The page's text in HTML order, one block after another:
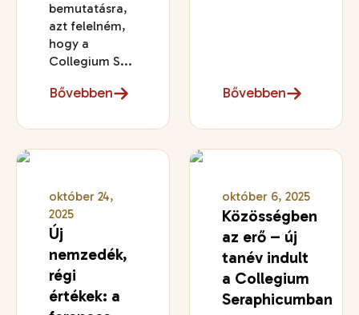
bemutatásra,
azt felelném,
hogy a
Collegium S...
Bővebben Bővebben
október 24,
2025
Új
nemzedék,
régi
értékek: a
október 6, 2025
Közösségben
az erő – új
tanév indult
a Collegium
Seraphicumban